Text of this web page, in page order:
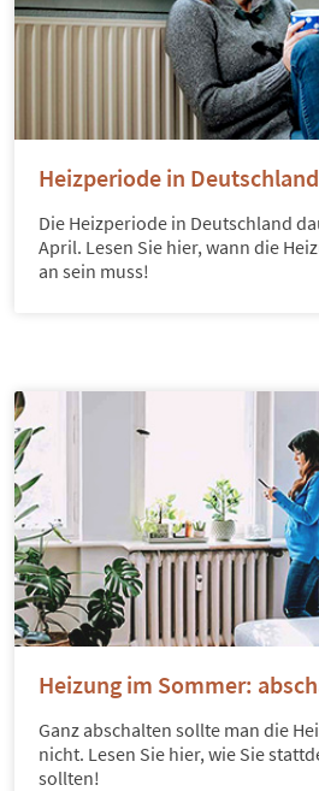
Heizperiode in Deutschland
Die Heizperiode in Deutschland
April. Lesen Sie hier, wann die
an sein muss!
Heizung im Sommer:
Ganz abschalten sollte man die
nicht. Lesen Sie hier, wie Sie
sollten!